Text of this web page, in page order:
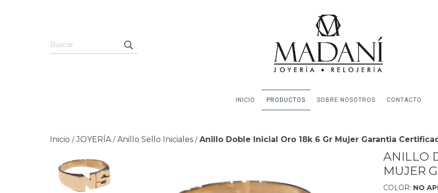
INICIO PRODUCTOS SOBRE NOSOTROS CONTACTO
Inicio / JOYERÍA / Anillo Sello Iniciales / Anillo Doble Inicial Oro 18k 6 Gr Mujer Garantia
ANILLO
MUJER
COLOR: NO